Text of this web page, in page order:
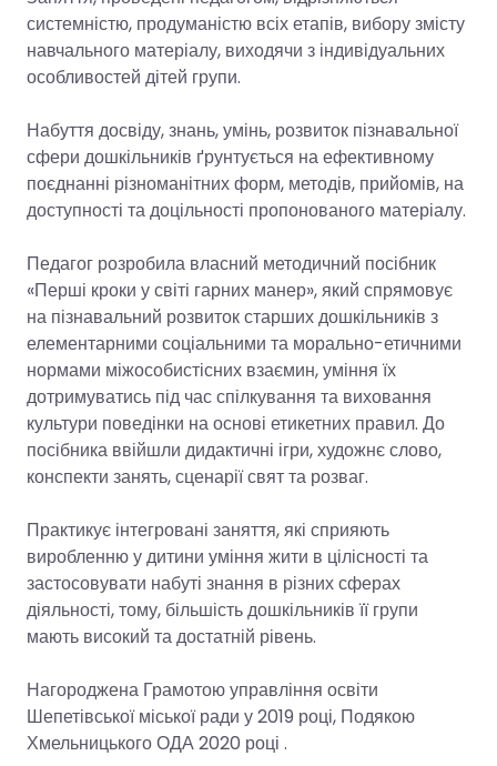
системністю, продуманістю всіх етапів, вибору змісту
навчального матеріалу, виходячи з індивідуальних
особливостей дітей групи.
Набуття досвіду, знань, умінь, розвиток пізнавальної
сфери дошкільників ґрунтується на ефективному
поєднанні різноманітних форм, методів, прийомів, на
доступності та доцільності пропонованого матеріалу.
Педагог розробила власний методичний посібник
«Перші кроки у світі гарних манер», який спрямовує
на пізнавальний розвиток старших дошкільників з
елементарними соціальними та морально-етичними
нормами міжособистісних взаємин, уміння їх
дотримуватись під час спілкування та виховання
культури поведінки на основі етикетних правил. До
посібника ввійшли дидактичні ігри, художнє слово,
конспекти занять, сценарії свят та розваг.
Практикує інтегровані заняття, які сприяють
виробленню у дитини уміння жити в цілісності та
застосовувати набуті знання в різних сферах
діяльності, тому, більшість дошкільників її групи
мають високий та достатній рівень.
Нагороджена Грамотою управління освіти
Шепетівської міської ради у 2019 році, Подякою
Хмельницького ОДА 2020 році .